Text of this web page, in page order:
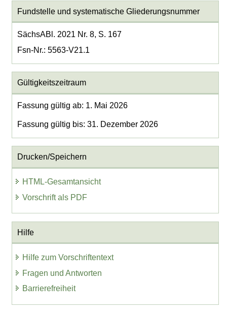
Fundstelle und systematische Gliederungsnummer
SächsABl. 2021 Nr. 8, S. 167
Fsn-Nr.: 5563-V21.1
Gültigkeitszeitraum
Fassung gültig ab: 1. Mai 2026
Fassung gültig bis: 31. Dezember 2026
Drucken/Speichern
HTML-Gesamtansicht
Vorschrift als PDF
Hilfe
Hilfe zum Vorschriftentext
Fragen und Antworten
Barrierefreiheit